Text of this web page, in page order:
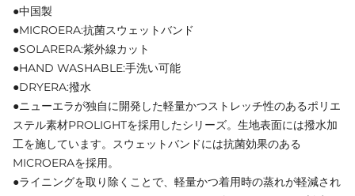
●中国製
●MICROERA:抗菌スウェットバンド
●SOLARERA:紫外線カット
●HAND WASHABLE:手洗い可能
●DRYERA:撥水
●ニューエラが独自に開発した軽量かつストレッチ性のあるポリエ
ステル素材PROLIGHTを採用したシリーズ。生地表面には撥水加
工を施しています。スウェットバンドには抗菌効果のある
MICROERAを採用。
●ライニングを取り除くことで、軽量かつ着用時の蒸れが軽減され